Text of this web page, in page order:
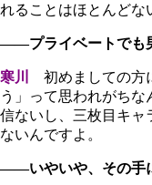
れることはほとんどな
――プライベートでも
寒川
初めましての方
う」って思われがち
信ないし、三枚目キャ
ないんですよ。
――いやいや、その手